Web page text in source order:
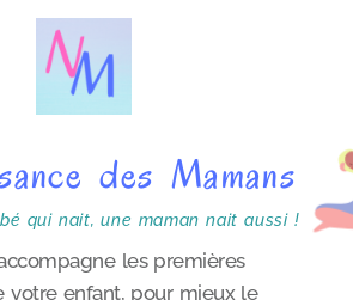
des Mamans
qui nait, une maman nait aussi !
les premières
votre enfant, pour mieux le